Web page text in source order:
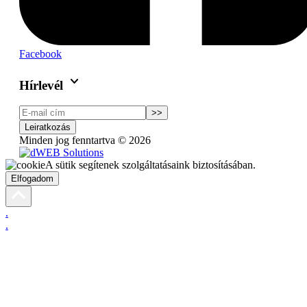
Facebook
Hírlevél keyboard_arrow_down
>>
Leiratkozás
Minden jog fenntartva © 2026
A sütik segítenek szolgáltatásaink biztosításában.
Elfogadom
.
.